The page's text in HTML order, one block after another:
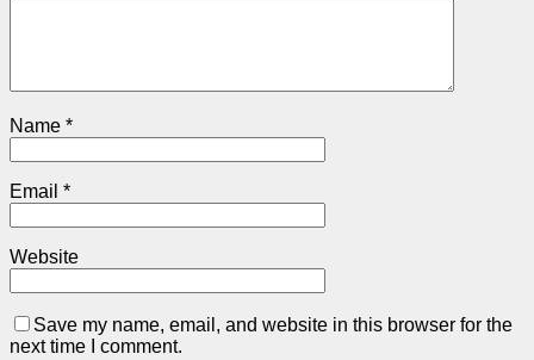
Name *
Email *
Website
Save my name, email, and website in this browser for the
next time I comment.